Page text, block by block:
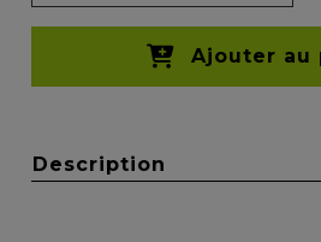
Ajouter au
Description